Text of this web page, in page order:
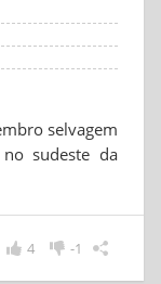
selvagem
sudeste da
-1
4